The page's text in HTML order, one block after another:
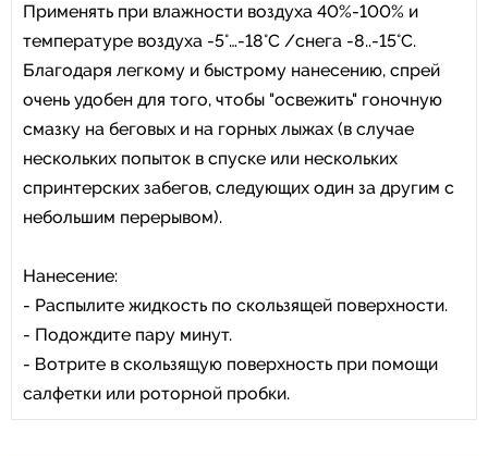
Применять при влажности воздуха 40%-100% и
температуре воздуха -5°…-18°C /снега -8..-15°C.
Благодаря легкому и быстрому нанесению, спрей
очень удобен для того, чтобы "освежить" гоночную
смазку на беговых и на горных лыжах (в случае
нескольких попыток в спуске или нескольких
спринтерских забегов, следующих один за другим с
небольшим перерывом).
Нанесение:
- Распылите жидкость по скользящей поверхности.
- Подождите пару минут.
- Вотрите в скользящую поверхность при помощи
салфетки или роторной пробки.